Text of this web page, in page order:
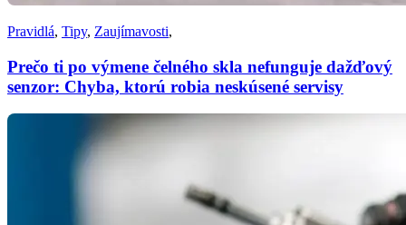
Pravidlá, Tipy, Zaujímavosti,
Prečo ti po výmene čelného skla nefunguje dažďový
senzor: Chyba, ktorú robia neskúsené servisy